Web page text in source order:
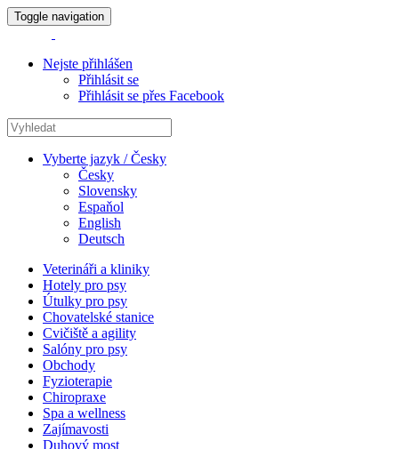
Toggle navigation
Nejste přihlášen
Přihlásit se
Přihlásit se přes Facebook
Vyberte jazyk / Česky
Česky
Slovensky
Espaňol
English
Deutsch
Veterináři a kliniky
Hotely pro psy
Útulky pro psy
Chovatelské stanice
Cvičiště a agility
Salóny pro psy
Obchody
Fyzioterapie
Chiropraxe
Spa a wellness
Zajímavosti
Duhový most